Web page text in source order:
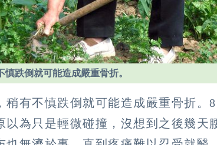
跌倒就可能造成嚴重骨折。
稍有不慎跌倒就可能造成嚴重骨折。
以為只是輕微碰撞，沒想到之後幾天